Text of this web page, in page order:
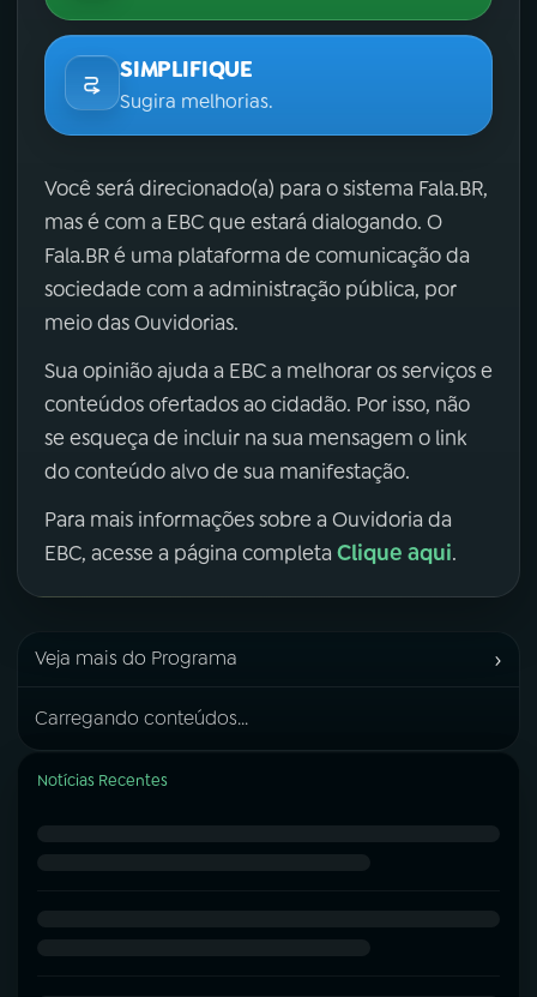
SIMPLIFIQUE
Sugira melhorias.
Você será direcionado(a) para o sistema Fala.BR,
mas é com a EBC que estará dialogando. O
Fala.BR é uma plataforma de comunicação da
sociedade com a administração pública, por
meio das Ouvidorias.
Sua opinião ajuda a EBC a melhorar os serviços e
conteúdos ofertados ao cidadão. Por isso, não
se esqueça de incluir na sua mensagem o link
do conteúdo alvo de sua manifestação.
Para mais informações sobre a Ouvidoria da
EBC, acesse a página completa Clique aqui.
Veja mais do Programa ›
Carregando conteúdos...
Notícias Recentes